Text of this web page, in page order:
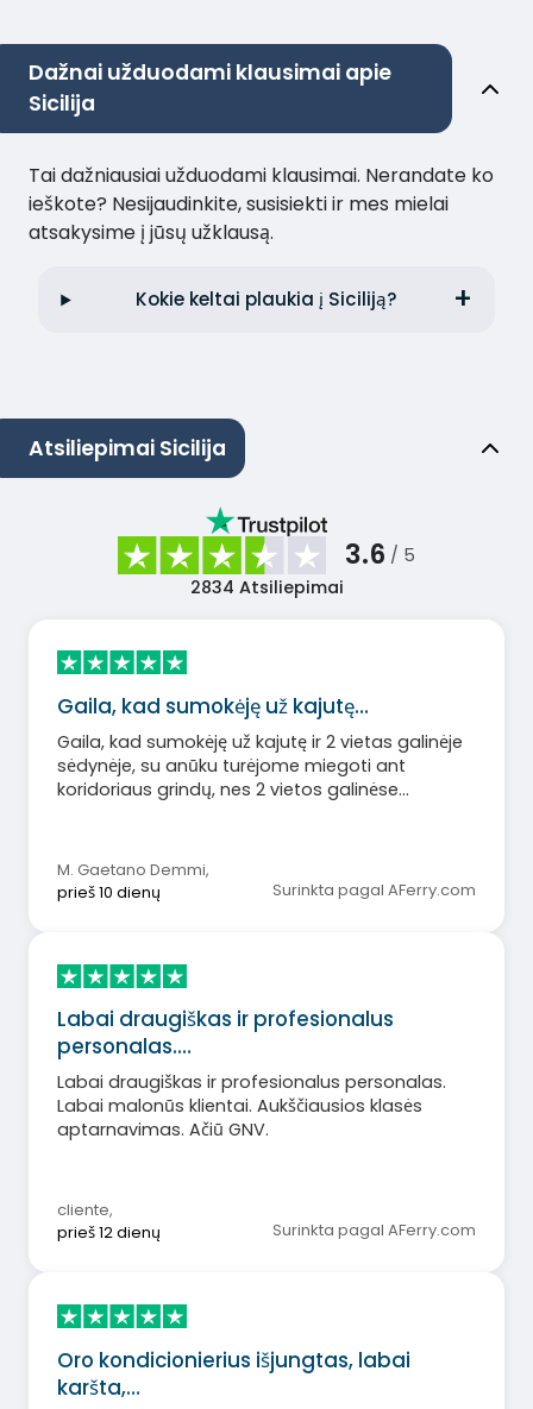
Dažnai užduodami klausimai apie
Sicilija
Tai dažniausiai užduodami klausimai. Nerandate ko
ieškote? Nesijaudinkite, susisiekti ir mes mielai
atsakysime į jūsų užklausą.
Kokie keltai plaukia į Siciliją?
Atsiliepimai Sicilija
3.6 / 5
2834 Atsiliepimai
Gaila, kad sumokėję už kajutę…
Gaila, kad sumokėję už kajutę ir 2 vietas galinėje
sėdynėje, su anūku turėjome miegoti ant
koridoriaus grindų, nes 2 vietos galinėse
M. Gaetano Demmi,
prieš 10 dienų
Surinkta pagal AFerry.com
Labai draugiškas ir profesionalus
personalas.…
Labai draugiškas ir profesionalus personalas.
Labai malonūs klientai. Aukščiausios klasės
aptarnavimas. Ačiū GNV.
cliente,
prieš 12 dienų
Surinkta pagal AFerry.com
Oro kondicionierius išjungtas, labai
karšta,…